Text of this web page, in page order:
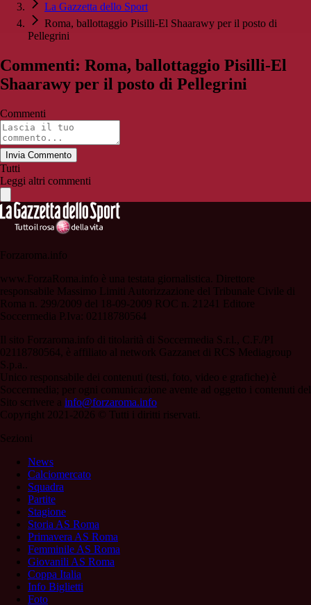
La Gazzetta dello Sport
Roma, ballottaggio Pisilli-El Shaarawy per il posto di
Pellegrini
Commenti: Roma, ballottaggio Pisilli-El
Shaarawy per il posto di Pellegrini
Commenti
Invia Commento
Tutti
Leggi altri commenti
Forzaroma.info
www.ForzaRoma.info è una testata giornalistica. Direttore
responsabile Massimo Limiti Autorizzazione del Tribunale Civile di
Roma n. 299/2009 del 18-09-2009 ROC n. 21241 Editore
Soccermedia P.Iva: 02118780564
Il sito Forzaroma.info di titolarità di Soccermedia S.r.l., C.F./PI
02118780564, è affiliato al network Gazzanet di RCS Mediagroup
S.p.a..
Unico responsabile dei contenuti (testi, foto, video e grafiche) è
Soccermedia; per ogni comunicazione avente ad oggetto i contenuti del
Sito scrivere a info@forzaroma.info
Copyright 2021-2026 © Tutti i diritti riservati.
Sezioni
News
Calciomercato
Squadra
Partite
Stagione
Storia AS Roma
Primavera AS Roma
Femminile AS Roma
Giovanili AS Roma
Coppa Italia
Info Biglietti
Foto